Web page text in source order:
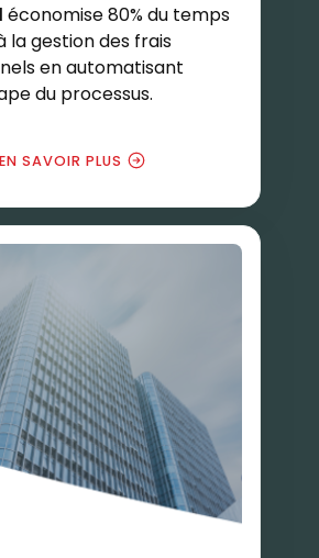
économise 80% du temps
la gestion des frais
en automatisant
du processus.
EN SAVOIR PLUS